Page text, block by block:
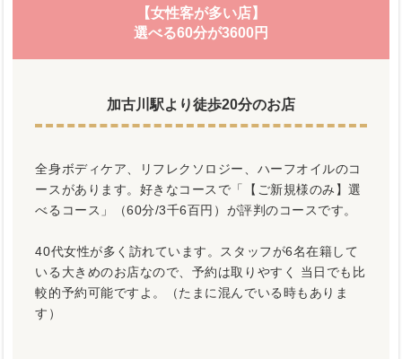
【女性客が多い店】
選べる60分が3600円
加古川駅より徒歩20分のお店
全身ボディケア、リフレクソロジー、ハーフオイルのコ
ースがあります。好きなコースで「【ご新規様のみ】選
べるコース」（60分/3千6百円）が評判のコースです。
40代女性が多く訪れています。スタッフが6名在籍して
いる大きめのお店なので、予約は取りやすく 当日でも比
較的予約可能ですよ。（たまに混んでいる時もありま
す）